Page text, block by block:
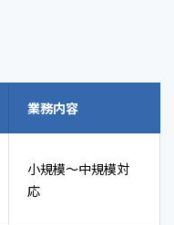
業務内容
小規模〜中規模対
応